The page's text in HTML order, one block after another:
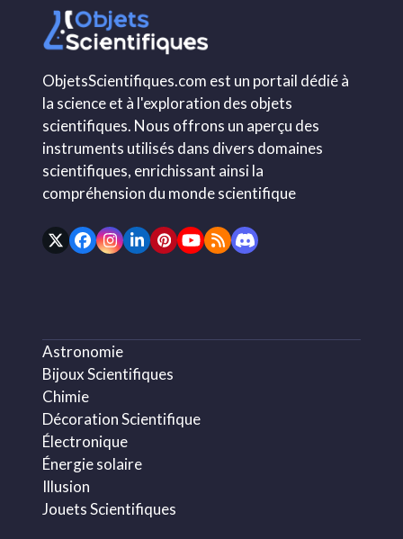
ObjetsScientifiques.com est un portail dédié à
la science et à l'exploration des objets
scientifiques. Nous offrons un aperçu des
instruments utilisés dans divers domaines
scientifiques, enrichissant ainsi la
compréhension du monde scientifique
TwitterFacebook
Instagram
LinkedIn
Pinterest
YouTube
RSSDiscord
Astronomie
Bijoux Scientifiques
Chimie
Décoration Scientifique
Électronique
Énergie solaire
Illusion
Jouets Scientifiques